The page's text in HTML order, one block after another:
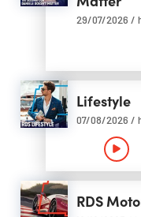
29/07/2026 /
Lifestyle
07/08/2026 /
RDS